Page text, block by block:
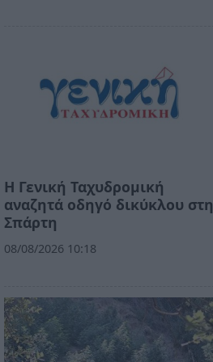
Η Γενική Ταχυδρομική
αναζητά οδηγό δικύκλου στη
Σπάρτη
08/08/2026 10:18